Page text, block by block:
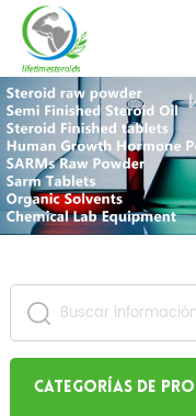
Categorías de